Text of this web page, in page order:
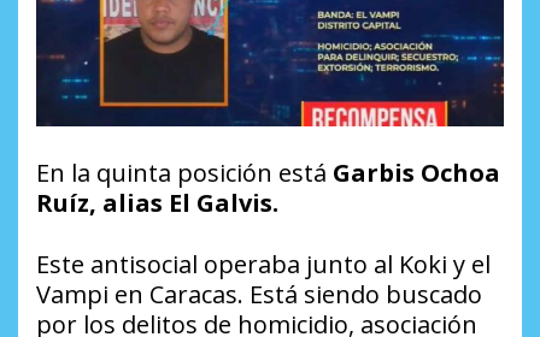
En la quinta posición está Garbis Ochoa
Ruíz, alias El Galvis.
Este antisocial operaba junto al Koki y el
Vampi en Caracas. Está siendo buscado
por los delitos de homicidio, asociación